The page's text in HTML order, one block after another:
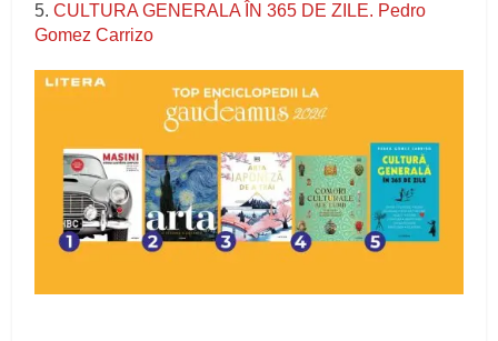
5.CULTURA GENERALA ÎN 365 DE ZILE. Pedro
Gomez Carrizo